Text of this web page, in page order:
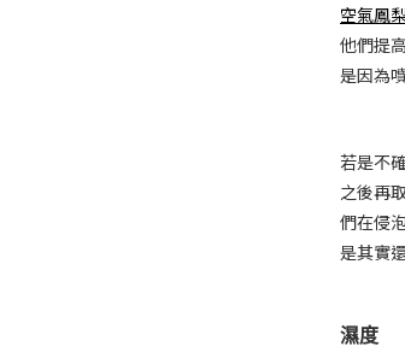
空氣鳳
他們提
是因為
若是不
之後再
們在侵
是其實
濕度